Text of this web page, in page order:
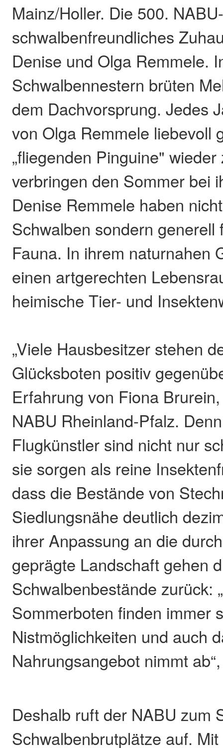
Mainz/Holler. Die 500.
schwalbenfreundliches
Denise und Olga Remmele.
Schwalbennestern brüten
dem Dachvorsprung. Jedes
von Olga Remmele liebevoll
„fliegenden Pinguine"
verbringen den Sommer bei
Denise Remmele haben
Schwalben sondern generell
Fauna. In ihrem naturnahen
einen artgerechten
heimische Tier- und
„Viele Hausbesitzer stehen
Glücksboten positiv
Erfahrung von Fiona
NABU Rheinland-Pfalz.
Flugkünstler sind nicht nur
sie sorgen als reine
dass die Bestände von
Siedlungsnähe deutlich
ihrer Anpassung an die
geprägte Landschaft gehen
Schwalbenbestände zurück:
Sommerboten finden immer
Nistmöglichkeiten und auch
Nahrungsangebot nimmt
Deshalb ruft der NABU zum
Schwalbenbrutplätze auf.